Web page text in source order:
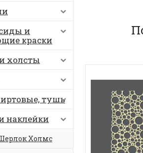
и
краски
холсты
тушь
наклейки
Холмс